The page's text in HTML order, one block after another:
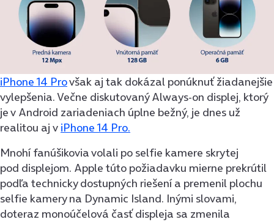
iPhone 14 Provšak aj tak dokázal ponúknuť žiadanejšie
vylepšenia. Večne diskutovaný Always-on displej, ktorý
je v Android zariadeniach úplne bežný, je dnes už
realitou aj v iPhone 14 Pro.
Mnohí fanúšikovia volali po selfie kamere skrytej
pod displejom. Apple túto požiadavku mierne prekrútil
podľa technicky dostupných riešení a premenil plochu
selfie kamery na Dynamic Island. Inými slovami,
doteraz monoúčelová časť displeja sa zmenila